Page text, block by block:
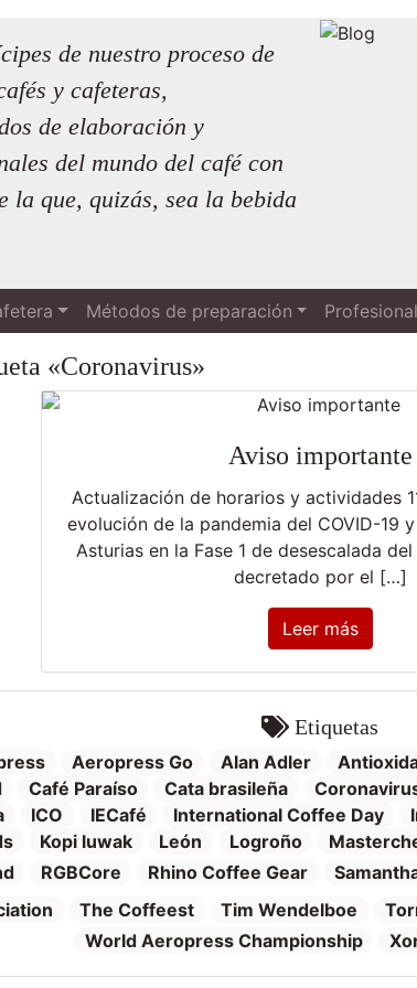
de nuestro proceso de
y cafeteras,
de elaboración y
del mundo del café con
la que, quizás, sea la bebida
Métodos de preparación
«Coronavirus»
Aviso importante
Actualización de horarios y actividades
evolución de la pandemia del COVID-19
Asturias en la Fase 1 de desescalada
decretado por el […]
Leer más
Etiquetas
Aeropress Go Alan Adler
Café Paraíso Cata brasileña
ICO IECafé International Coffee Day
Kopi luwak León Logroño
RGBCore Rhino Coffee Gear
The Coffeest Tim Wendelboe
World Aeropress Championship